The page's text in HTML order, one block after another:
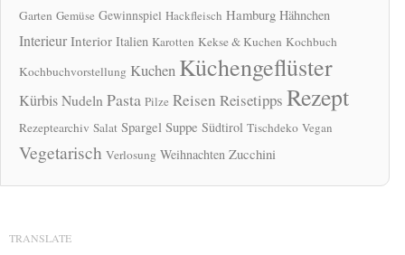
Garten Gemüse Gewinnspiel Hackfleisch Hamburg Hähnchen
Interieur Interior Italien Karotten Kekse & Kuchen Kochbuch
Kochbuchvorstellung Kuchen Küchengeflüster
KürbisNudeln Pasta Pilze Reisen Reisetipps Rezept
Rezeptearchiv Salat Spargel Suppe Südtirol Tischdeko Vegan
Vegetarisch Verlosung Weihnachten Zucchini
TRANSLATE